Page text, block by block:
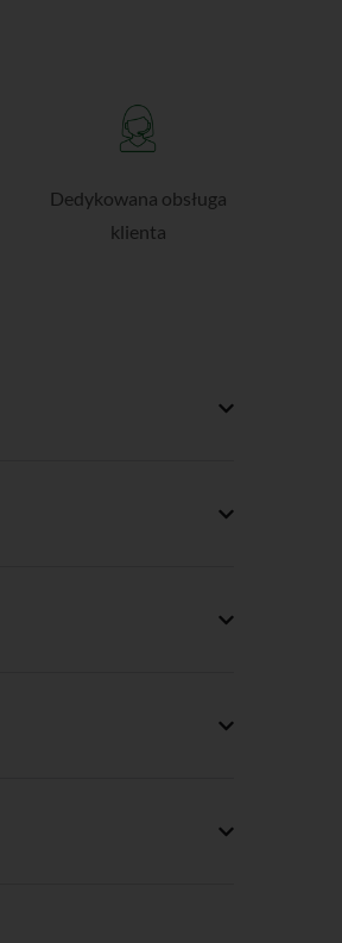
Dedykowana obsługa
klienta